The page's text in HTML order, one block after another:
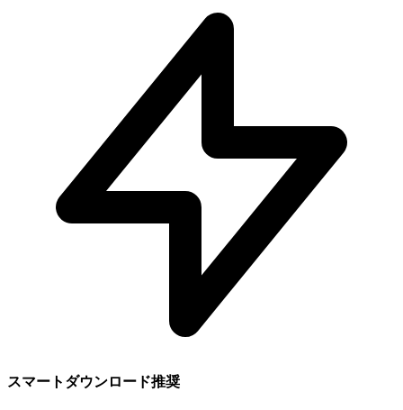
スマートダウンロード推奨